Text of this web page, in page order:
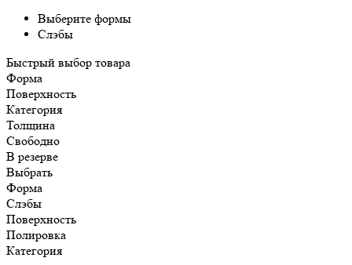
Выберите формы
Слэбы
Быстрый выбор товара
Форма
Поверхность
Категория
Толщина
Свободно
В резерве
Выбрать
Форма
Слэбы
Поверхность
Полировка
Категория